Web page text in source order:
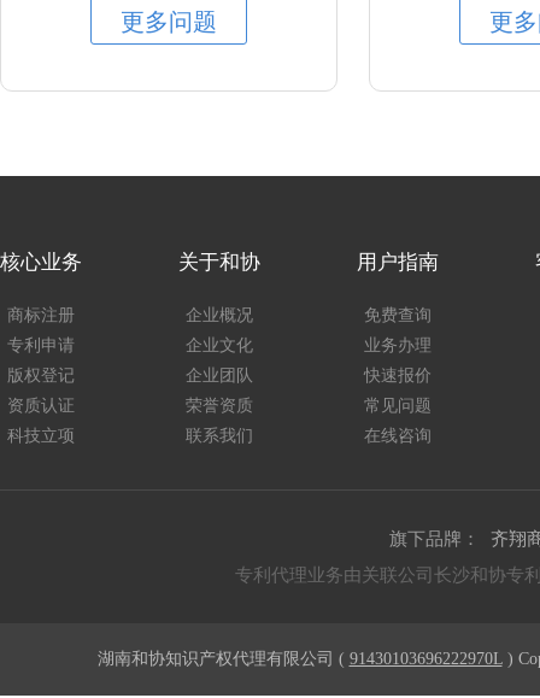
更多问题 更
核心业务
商标注册
专利申请
版权登记
资质认证
科技立项
关于和协
企业概况
企业文化
企业团队
荣誉资质
联系我们
用户指南
免费查询
业务办理
快速报价
常见问题
在线咨询
旗下品牌：
齐翔
专利代理业务由关联公司长沙和协专
湖南和协知识产权代理有限公司 ( 91430103696222970L)